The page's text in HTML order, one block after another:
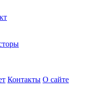
Контакты О сайте